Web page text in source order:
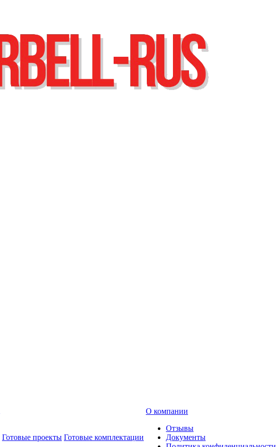
Готовые проекты Готовые комплектации
О компании
Отзывы
Документы